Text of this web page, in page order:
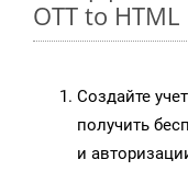
OTT to HTML
Создайте
получить
и